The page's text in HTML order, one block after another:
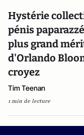
Hystérie
pénis
plus grand
d'Orlando
croyez
Tim Teenan
1 min de lecture